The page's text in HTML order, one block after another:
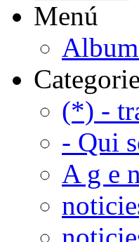
Menú
(*) -
- Qui
A g e